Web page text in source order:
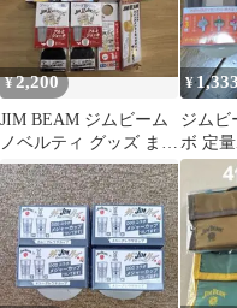
¥2,200
JIM BEAM ジムビーム
ノベルティ グッズ まと
め売り
¥
ジムビ
ボ 定
ット